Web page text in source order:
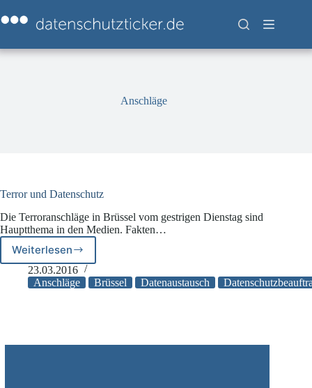
Inhalt
springen
Anschläge
Terror und Datenschutz
Die Terroranschläge in Brüssel vom gestrigen Dienstag sind
Hauptthema in den Medien. Fakten…
Weiterlesen
Terror
und
Datenschutz
23.03.2016
Anschläge
Brüssel Datenaustausch